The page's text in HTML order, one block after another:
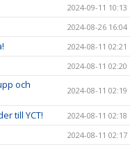
2024-09-11 10:13
2024-08-26 16:04
2024-08-11 02:21
2024-08-11 02:20
och
2024-08-11 02:19
till YCT! 2024-08-11 02:18
2024-08-11 02:17